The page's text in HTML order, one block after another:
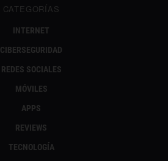
CATEGORÍAS
INTERNET
CIBERSEGURIDAD
REDES SOCIALES
MÓVILES
APPS
REVIEWS
TECNOLOGÍA